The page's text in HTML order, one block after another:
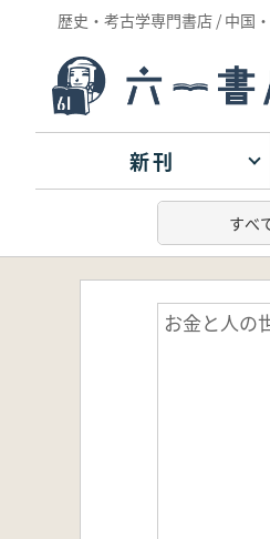
歴史・考古学専門書店 / 中国
新刊
お金と人の